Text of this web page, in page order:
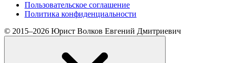
Пользовательское соглашение
Политика конфиденциальности
© 2015–2026 Юрист Волков Евгений Дмитриевич